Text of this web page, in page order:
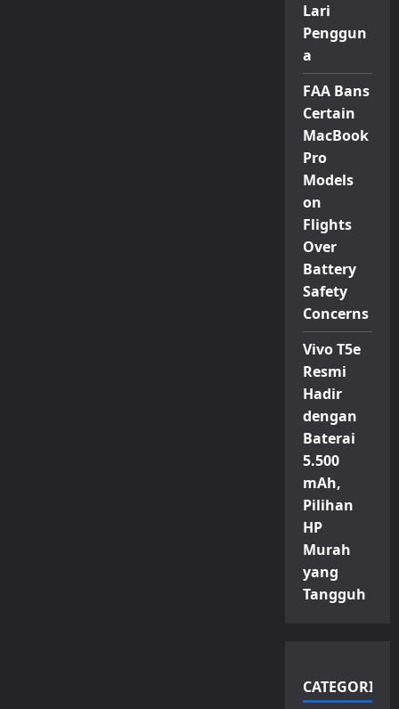
Lari
Penggun
a
FAA Bans
Certain
MacBook
Pro
Models
on
Flights
Over
Battery
Safety
Concerns
Vivo T5e
Resmi
Hadir
dengan
Baterai
5.500
mAh,
Pilihan
HP
Murah
yang
Tangguh
CATEGORIES